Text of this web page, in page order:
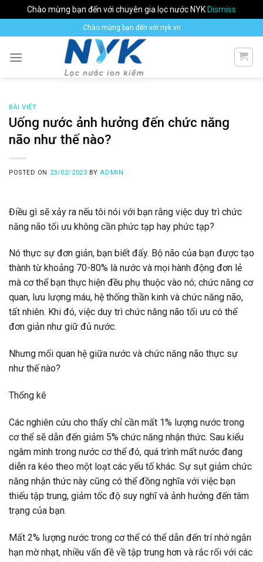
Chào mừng bạn đến với chuyên gia lọc nước NYK Dismiss
to
content
Chào mừng bạn đến với nyk.vn
BÀI VIẾT
Uống nước ảnh hưởng đến chức năng
não như thế nào?
POSTED ON 23/02/2023 BY ADMIN
Điều gì sẽ xảy ra nếu tôi nói với bạn rằng việc duy trì chức
năng não tối ưu không cần phức tạp hay phức tạp?
Nó thực sự đơn giản, bạn biết đấy. Bộ não của bạn được tạo
thành từ khoảng 70-80% là nước và mọi hành động đơn lẻ
mà cơ thể bạn thực hiện đều phụ thuộc vào nó; chức năng cơ
quan, lưu lượng máu, hệ thống thần kinh và chức năng não,
tất nhiên. Khi đó, việc duy trì chức năng não tối ưu có thể
đơn giản như giữ đủ nước.
Nhưng mối quan hệ giữa nước và chức năng não thực sự
như thế nào?
Thống kê
Các nghiên cứu cho thấy chỉ cần mất 1% lượng nước trong
cơ thể sẽ dẫn đến giảm 5% chức năng nhận thức. Sau kiểu
ngâm mình trong nước cơ thể đó, quá trình mất nước đang
diễn ra kéo theo một loạt các yếu tố khác. Sự sụt giảm chức
năng nhận thức này cũng có thể đồng nghĩa với việc bạn
thiếu tập trung, giảm tốc độ suy nghĩ và ảnh hưởng đến tâm
trạng của bạn.
Mất 2% lượng nước trong cơ thể có thể dẫn đến trí nhớ ngắn
hạn mờ nhạt, nhiều vấn đề về tập trung hơn và rắc rối với các